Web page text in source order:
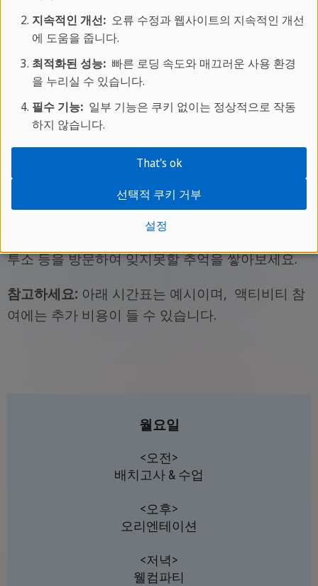
★★★☆ ☆ 교통
아름다운 해변가 마을인 이스트본에서는 다양한 해
양 액티비티를 즐길 수 있습니다. 오후 자유시간에
미술관을 방문할 수 있습니다. 뿐만 아니라 영화 관
께 즐거운 시간을 보낼 수 있는 다양한 프로그램들
이 준비되어 있습니다.
주말에는 런던으로 근교여행을 갈 수 있습니다. 런
던의 유명 관광지인 런던 아이, 런던 브릿지, 마담
투소 등을 방문하여 잊지못할 추억을 쌓아보세요.
참고하세요: 아래 시간표는 예시이며, 액티비티 참
여에는 추가 비용이 들 수 있습니다.
월요일
<오전>
배치고사 & 수업
<오후>
오리엔테이션
<저녁>
웰컴파티
지속적인 개선:오류 수정과 웹사이트의 지속적인 개선
에 도움을 줍니다.
최적화된 성능:빠른 로딩 속도와 매끄러운 사용 환경
을 누리실 수 있습니다.
필수 기능:일부 기능은 쿠키 없이는 정상적으로 작동
하지 않습니다.
설정
선택적 쿠키 거부
That's ok